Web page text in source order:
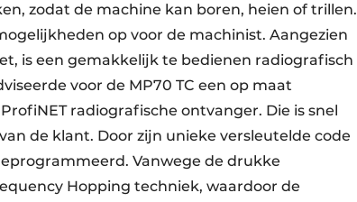
zodat de machine kan boren, heien of trillen.
op voor de machinist. Aangezien
is een gemakkelijk te bedienen radiografisch
voor de MP70 TC een op maat
radiografische ontvanger. Die is snel
de klant. Door zijn unieke versleutelde code
Vanwege de drukke
Hopping techniek, waardoor de